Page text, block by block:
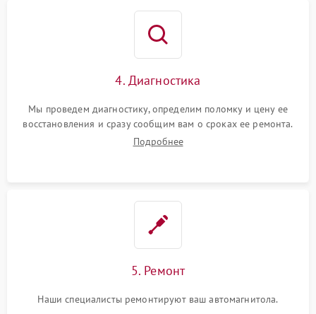
4. Диагностика
Мы проведем диагностику, определим поломку и цену ее
восстановления и сразу сообщим вам о сроках ее ремонта.
Подробнее
5. Ремонт
Наши специалисты ремонтируют ваш автомагнитола.